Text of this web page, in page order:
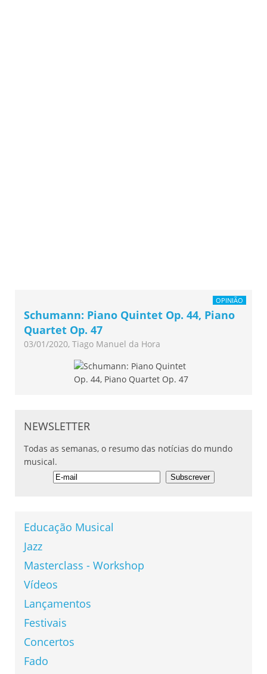
OPINIÃO
Schumann: Piano Quintet Op. 44, Piano
Quartet Op. 47
03/01/2020, Tiago Manuel da Hora
NEWSLETTER
Todas as semanas, o resumo das notícias do mundo
musical.
Educação Musical
Jazz
Masterclass - Workshop
Vídeos
Lançamentos
Festivais
Concertos
Fado